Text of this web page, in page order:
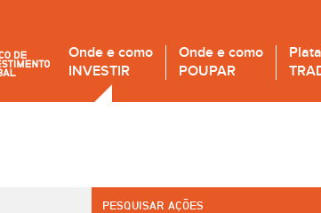
Onde e como
INVESTIR
Onde e como
POUPAR
PESQUISAR AÇÕES